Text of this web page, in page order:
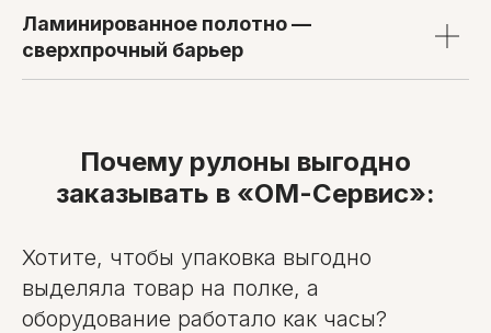
Ламинированное полотно —
сверхпрочный барьер
Почему рулоны выгодно
заказывать в «ОМ-Сервис»:
Хотите, чтобы упаковка выгодно
выделяла товар на полке, а
оборудование работало как часы?